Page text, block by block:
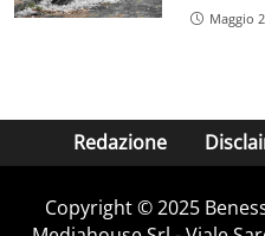
Maggio
Redazione
Copyright © 2025